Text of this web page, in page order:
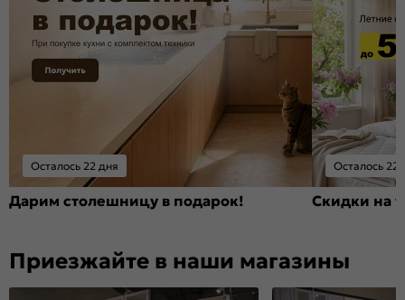
Осталось 22 дня
Дарим столешницу в подарок!
Осталось 22
Скидки на
Приезжайте в наши магазины